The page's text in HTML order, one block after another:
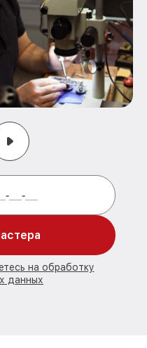
на обработку
данных